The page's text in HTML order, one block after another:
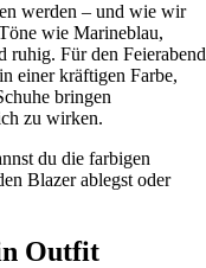
werden – und wie wir
wie Marineblau,
ruhig. Für den Feierabend
einer kräftigen Farbe,
bringen
zu wirken.
du die farbigen
Blazer ablegst oder
Outfit